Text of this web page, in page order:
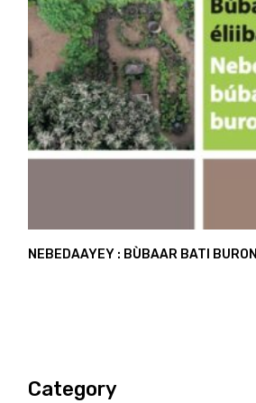
NEBEDAAYEY : BÙBAAR BATI BURON
Category